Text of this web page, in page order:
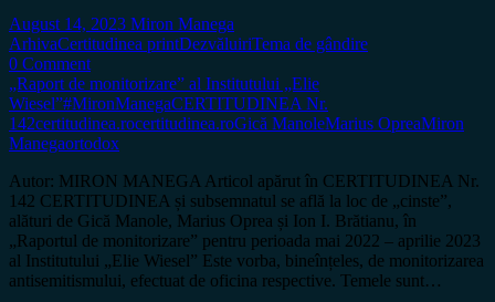
August 14, 2023 Miron Manega
ArhivaCertitudinea printDezvăluiriTema de gândire
0 Comment
„Raport de monitorizare” al Institutului „Elie
Wiesel”#MironManegaCERTITUDINEA Nr.
142certitudinea.rocertitudinea.roGică ManoleMarius OpreaMiron
Manegaortodox
Autor: MIRON MANEGA Articol apărut în CERTITUDINEA Nr.
142 CERTITUDINEA și subsemnatul se află la loc de „cinste”,
alături de Gică Manole, Marius Oprea și Ion I. Brătianu, în
„Raportul de monitorizare” pentru perioada mai 2022 – aprilie 2023
al Institutului „Elie Wiesel” Este vorba, bineînțeles, de monitorizarea
antisemitismului, efectuat de oficina respective. Temele sunt…